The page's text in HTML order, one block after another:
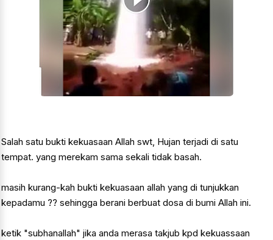
Salah satu bukti kekuasaan Allah swt, Hujan terjadi di satu
tempat. yang merekam sama sekali tidak basah.
masih kurang-kah bukti kekuasaan allah yang di tunjukkan
kepadamu ?? sehingga berani berbuat dosa di bumi Allah ini.
ketik "subhanallah" jika anda merasa takjub kpd kekuassaan